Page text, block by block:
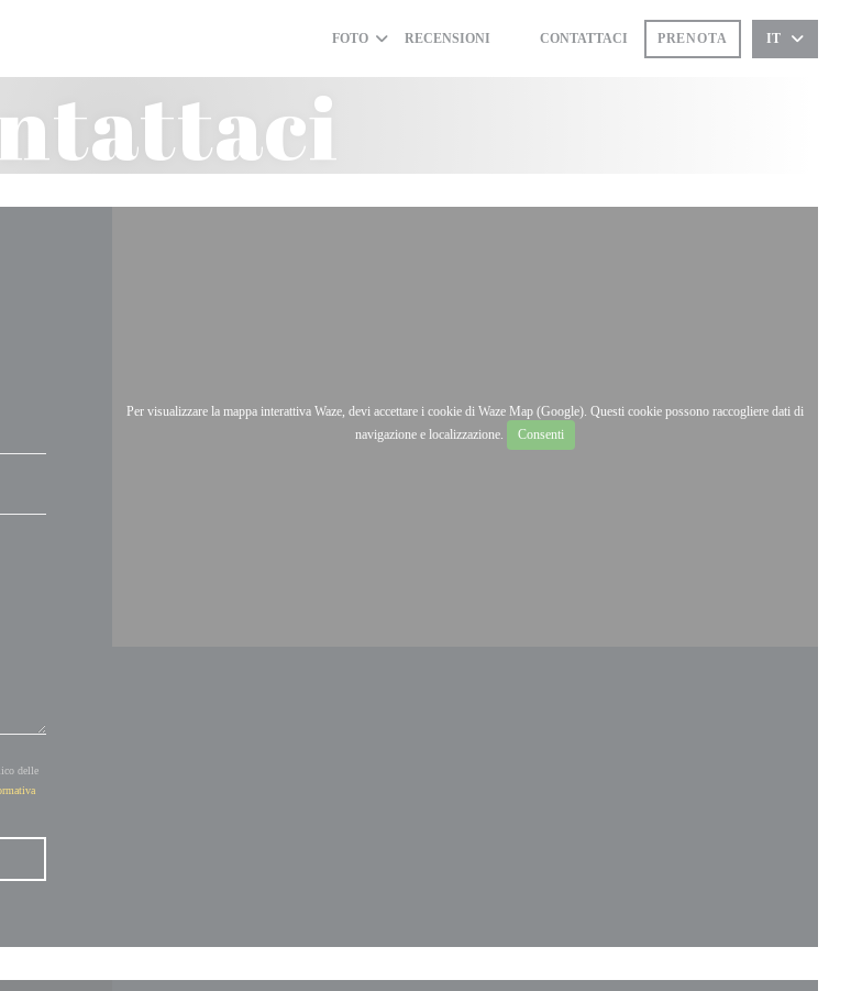
FOTO RECENSIONI CONTATTACI PRENOTA IT
delle
Per visualizzare la mappa interattiva Waze, devi accettare i cookie di Waze Map (Google). Questi cookie possono raccogliere dati di
navigazione e localizzazione.
Consenti